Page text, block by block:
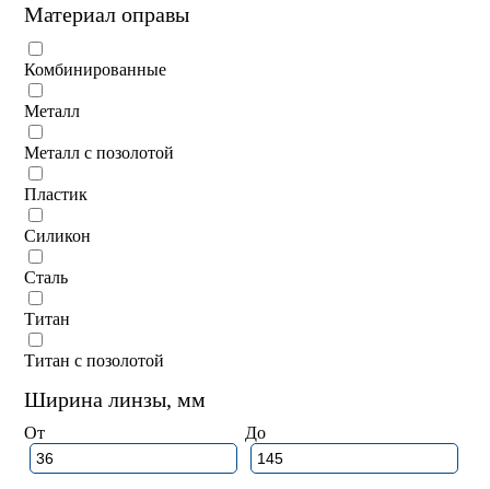
Материал оправы
Комбинированные
Металл
Металл с позолотой
Пластик
Силикон
Сталь
Титан
Титан с позолотой
Ширина линзы, мм
От До